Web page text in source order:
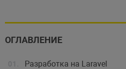
ОГЛАВЛЕНИЕ
Разработка на Laravel